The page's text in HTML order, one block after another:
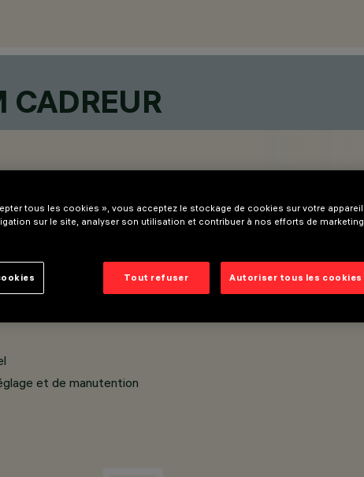
CADREUR
et de manutention
tous les cookies », vous acceptez le stockage de cookies sur votre appareil
sur le site, analyser son utilisation et contribuer à nos efforts de marketing.
Tout refuser Autoriser tous les cookies